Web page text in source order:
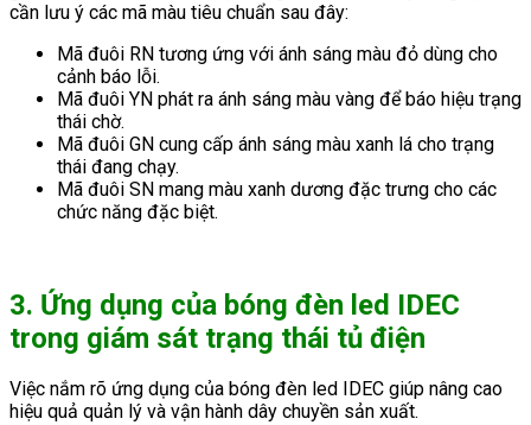
cần lưu ý các mã màu tiêu chuẩn sau đây:
Mã đuôi RN tương ứng với ánh sáng màu đỏ dùng cho
cảnh báo lỗi.
Mã đuôi YN phát ra ánh sáng màu vàng để báo hiệu trạng
thái chờ.
Mã đuôi GN cung cấp ánh sáng màu xanh lá cho trạng
thái đang chạy.
Mã đuôi SN mang màu xanh dương đặc trưng cho các
chức năng đặc biệt.
3. Ứng dụng của bóng đèn led IDEC
trong giám sát trạng thái tủ điện
Việc nắm rõ ứng dụng của bóng đèn led IDEC giúp nâng cao
hiệu quả quản lý và vận hành dây chuyền sản xuất.